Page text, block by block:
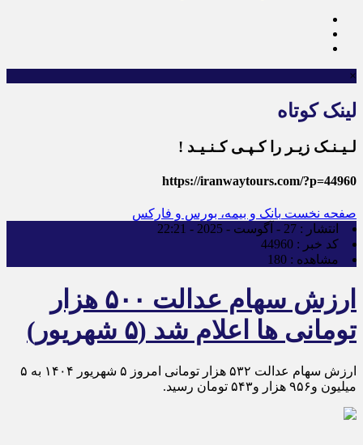
×
لینک کوتاه
لـیـنـک زیـر را کـپـی کـنـیـد !
https://iranwaytours.com/?p=44960
صفحه نخست بانک و بیمه، بورس و فارکس
انتشار : 27 - آگوست - 2025 - 22:21
کد خبر : 44960
مشاهده : 180
ارزش سهام عدالت ۵۰۰ هزار
تومانی ها اعلام شد (۵ شهریور)
ارزش سهام عدالت ۵۳۲ هزار تومانی امروز ۵ شهریور ۱۴۰۴ به ۵
میلیون و۹۵۶ هزار و۵۴۳ تومان رسید.